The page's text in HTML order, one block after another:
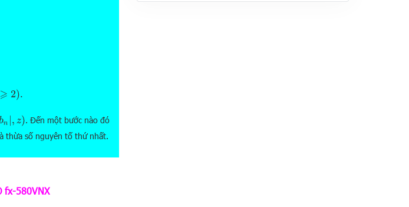
)
. Đến một bước nào đó
thừa số nguyên tố thứ nhất.
fx-580VNX